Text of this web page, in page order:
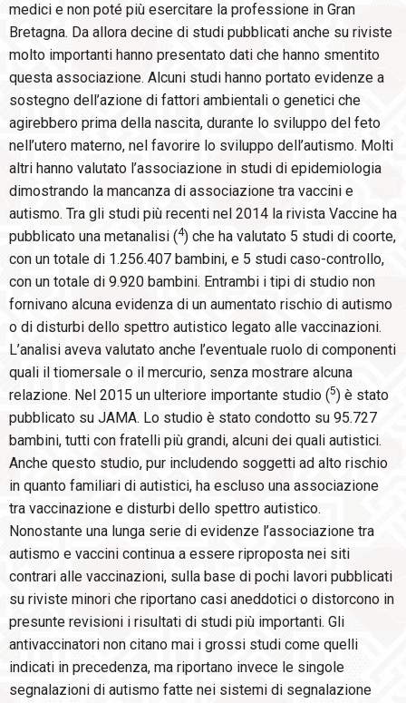
medici e non poté più esercitare la professione in Gran
Bretagna. Da allora decine di studi pubblicati anche su riviste
molto importanti hanno presentato dati che hanno smentito
questa associazione. Alcuni studi hanno portato evidenze a
sostegno dell’azione di fattori ambientali o genetici che
agirebbero prima della nascita, durante lo sviluppo del feto
nell’utero materno, nel favorire lo sviluppo dell’autismo. Molti
altri hanno valutato l’associazione in studi di epidemiologia
dimostrando la mancanza di associazione tra vaccini e
autismo. Tra gli studi più recenti nel 2014 la rivista Vaccine ha
pubblicato una metanalisi (4) che ha valutato 5 studi di coorte,
con un totale di 1.256.407 bambini, e 5 studi caso-controllo,
con un totale di 9.920 bambini. Entrambi i tipi di studio non
fornivano alcuna evidenza di un aumentato rischio di autismo
o di disturbi dello spettro autistico legato alle vaccinazioni.
L’analisi aveva valutato anche l’eventuale ruolo di componenti
quali il tiomersale o il mercurio, senza mostrare alcuna
relazione. Nel 2015 un ulteriore importante studio (5) è stato
pubblicato su JAMA. Lo studio è stato condotto su 95.727
bambini, tutti con fratelli più grandi, alcuni dei quali autistici.
Anche questo studio, pur includendo soggetti ad alto rischio
in quanto familiari di autistici, ha escluso una associazione
tra vaccinazione e disturbi dello spettro autistico.
Nonostante una lunga serie di evidenze l’associazione tra
autismo e vaccini continua a essere riproposta nei siti
contrari alle vaccinazioni, sulla base di pochi lavori pubblicati
su riviste minori che riportano casi aneddotici o distorcono in
presunte revisioni i risultati di studi più importanti. Gli
antivaccinatori non citano mai i grossi studi come quelli
indicati in precedenza, ma riportano invece le singole
segnalazioni di autismo fatte nei sistemi di segnalazione